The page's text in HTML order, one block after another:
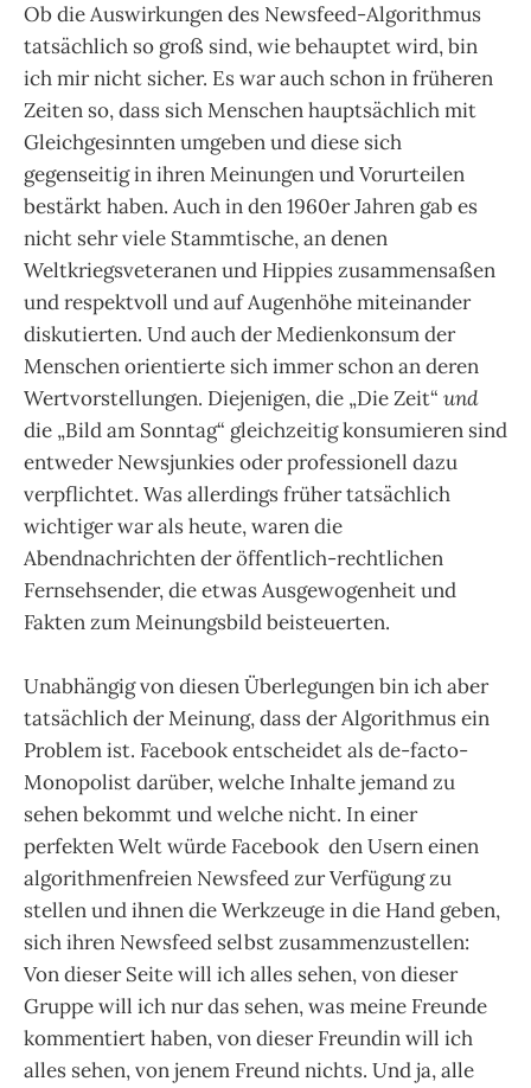
Ob die Auswirkungen des Newsfeed-Algorithmus
tatsächlich so groß sind, wie behauptet wird, bin
ich mir nicht sicher. Es war auch schon in früheren
Zeiten so, dass sich Menschen hauptsächlich mit
Gleichgesinnten umgeben und diese sich
gegenseitig in ihren Meinungen und Vorurteilen
bestärkt haben. Auch in den 1960er Jahren gab es
nicht sehr viele Stammtische, an denen
Weltkriegsveteranen und Hippies zusammensaßen
und respektvoll und auf Augenhöhe miteinander
diskutierten. Und auch der Medienkonsum der
Menschen orientierte sich immer schon an deren
Wertvorstellungen. Diejenigen, die „Die Zeit“ und
die „Bild am Sonntag“ gleichzeitig konsumieren sind
entweder Newsjunkies oder professionell dazu
verpflichtet. Was allerdings früher tatsächlich
wichtiger war als heute, waren die
Abendnachrichten der öffentlich-rechtlichen
Fernsehsender, die etwas Ausgewogenheit und
Fakten zum Meinungsbild beisteuerten.
Unabhängig von diesen Überlegungen bin ich aber
tatsächlich der Meinung, dass der Algorithmus ein
Problem ist. Facebook entscheidet als de-facto-
Monopolist darüber, welche Inhalte jemand zu
sehen bekommt und welche nicht. In einer
perfekten Welt würde Facebook den Usern einen
algorithmenfreien Newsfeed zur Verfügung zu
stellen und ihnen die Werkzeuge in die Hand geben,
sich ihren Newsfeed selbst zusammenzustellen:
Von dieser Seite will ich alles sehen, von dieser
Gruppe will ich nur das sehen, was meine Freunde
kommentiert haben, von dieser Freundin will ich
alles sehen, von jenem Freund nichts. Und ja, alle